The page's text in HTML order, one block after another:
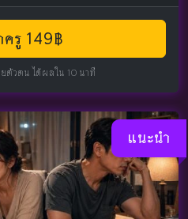
รู 149฿
ตัวตน ได้ผลใน 10 นาที
แนะนำ